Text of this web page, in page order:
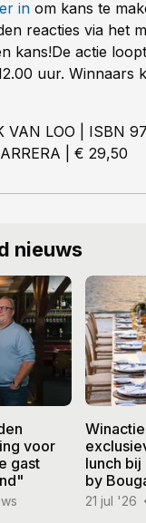
in om kans te
reacties via het
kans!De actie
uur. Winnaars
VAN LOO | ISBN
| € 29,50
nieuws
voor
gast
lunch bij
by
21 jul '26